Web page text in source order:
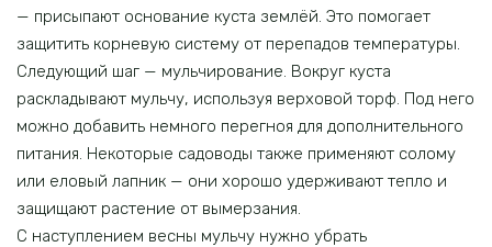
— присыпают основание куста землёй. Это помогает
защитить корневую систему от перепадов температуры.
Следующий шаг — мульчирование. Вокруг куста
раскладывают мульчу, используя верховой торф. Под него
можно добавить немного перегноя для дополнительного
питания. Некоторые садоводы также применяют солому
или еловый лапник — они хорошо удерживают тепло и
защищают растение от вымерзания.
С наступлением весны мульчу нужно убрать